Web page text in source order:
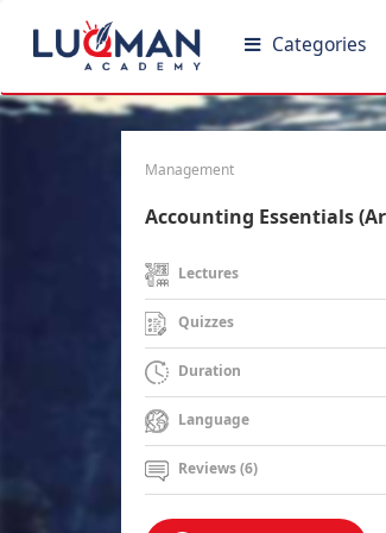
Categories
Management
Accounting Essentials
Lectures
Quizzes
Duration
Language
Reviews (6)